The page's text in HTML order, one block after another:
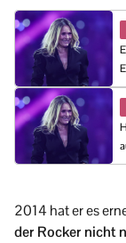
2014 hat er es
der Rocker nicht